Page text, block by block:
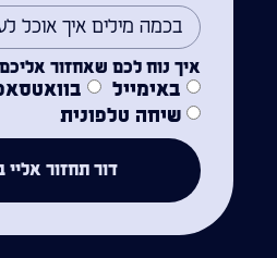
איך נוח לכם שאחזור
באימייל
שיחה טלפונית
דור תחזור